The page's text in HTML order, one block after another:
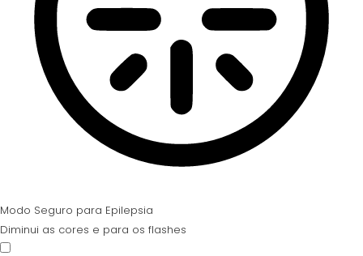
Modo Seguro para Epilepsia
Diminui as cores e para os flashes